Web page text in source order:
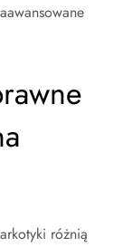
różnią